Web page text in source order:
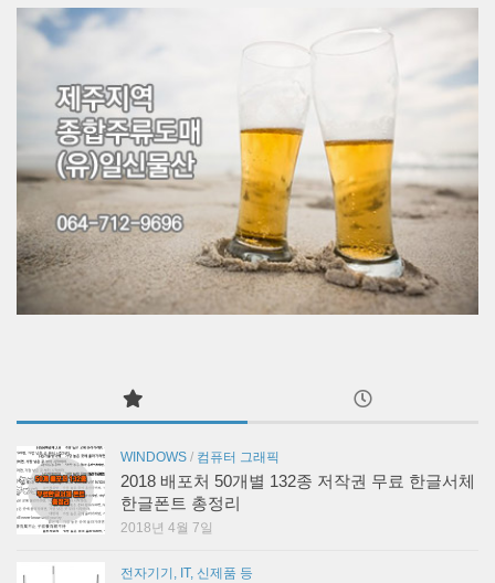
WINDOWS / 컴퓨터 그래픽
2018 배포처 50개별 132종 저작권 무료 한글서체
한글폰트 총정리
2018년 4월 7일
전자기기, IT, 신제품 등